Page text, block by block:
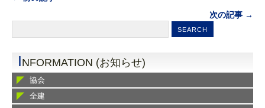
次の記事 →
INFORMATION (お知らせ)
協会
全建